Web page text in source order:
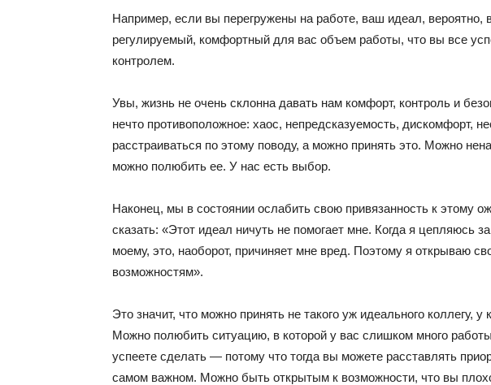
Например, если вы перегружены на работе, ваш идеал, вероятно,
регулируемый, комфортный для вас объем работы, что вы все
контролем.
Увы, жизнь не очень склонна давать нам комфорт, контроль и
нечто противоположное: хаос, непредсказуемость, дискомфорт,
расстраиваться по этому поводу, а можно принять это. Можно
можно полюбить ее. У нас есть выбор.
Наконец, мы в состоянии ослабить свою привязанность к этому
сказать: «Этот идеал ничуть не помогает мне. Когда я цепляюсь
моему, это, наоборот, причиняет мне вред. Поэтому я открываю
возможностям».
Это значит, что можно принять не такого уж идеального коллегу, у
Можно полюбить ситуацию, в которой у вас слишком много
успеете сделать — потому что тогда вы можете расставлять
самом важном. Можно быть открытым к возможности, что вы